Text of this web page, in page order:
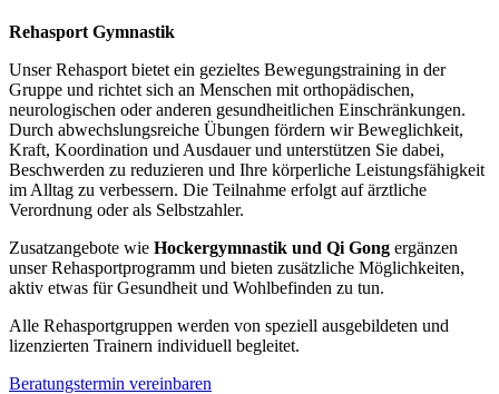
Rehasport Gymnastik
Unser Rehasport bietet ein gezieltes Bewegungstraining in der
Gruppe und richtet sich an Menschen mit orthopädischen,
neurologischen oder anderen gesundheitlichen Einschränkungen.
Durch abwechslungsreiche Übungen fördern wir Beweglichkeit,
Kraft, Koordination und Ausdauer und unterstützen Sie dabei,
Beschwerden zu reduzieren und Ihre körperliche Leistungsfähigkeit
im Alltag zu verbessern. Die Teilnahme erfolgt auf ärztliche
Verordnung oder als Selbstzahler.
Zusatzangebote wie Hockergymnastik und Qi Gong ergänzen
unser Rehasportprogramm und bieten zusätzliche Möglichkeiten,
aktiv etwas für Gesundheit und Wohlbefinden zu tun.
Alle Rehasportgruppen werden von speziell ausgebildeten und
lizenzierten Trainern individuell begleitet.
Beratungstermin vereinbaren